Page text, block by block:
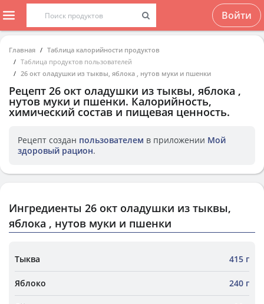
Войти
Главная
Таблица калорийности продуктов
Таблица продуктов пользователей
26 окт оладушки из тыквы, яблока , нутов муки и пшенки
Рецепт 26 окт оладушки из тыквы, яблока ,
нутов муки и пшенки. Калорийность,
химический состав и пищевая ценность.
Рецепт создан пользователем в приложении Мой
здоровый рацион.
Ингредиенты 26 окт оладушки из тыквы,
яблока , нутов муки и пшенки
Тыква 415 г
Яблоко 240 г